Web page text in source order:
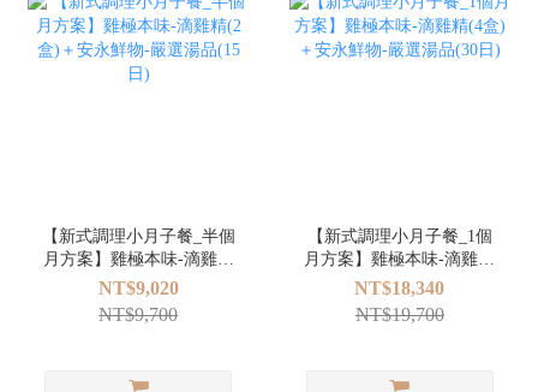
【新式調理小月子餐_半個
月方案】雞極本味-滴雞精
(2盒)＋安永鮮物-嚴選湯品
(15日)
NT$9,020
NT$9,700
【新式調理小月子餐_1個
月方案】雞極本味-滴雞精
(4盒)＋安永鮮物-嚴選湯品
(30日)
NT$18,340
NT$19,700